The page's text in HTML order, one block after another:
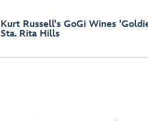
Kurt Russell's GoGi Wines
Sta. Rita Hills